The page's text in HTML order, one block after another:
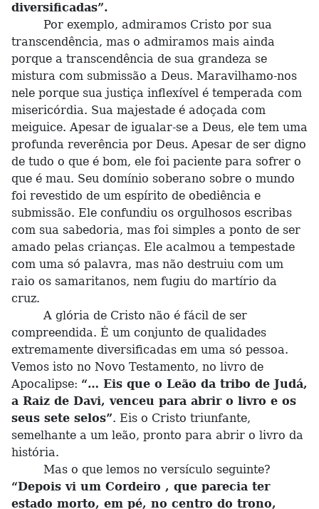
diversificadas”.
Por exemplo, admiramos Cristo por sua
transcendência, mas o admiramos mais ainda
porque a transcendência de sua grandeza se
mistura com submissão a Deus. Maravilhamo-nos
nele porque sua justiça inflexível é temperada com
misericórdia. Sua majestade é adoçada com
meiguice. Apesar de igualar-se a Deus, ele tem uma
profunda reverência por Deus. Apesar de ser digno
de tudo o que é bom, ele foi paciente para sofrer o
que é mau. Seu domínio soberano sobre o mundo
foi revestido de um espírito de obediência e
submissão. Ele confundiu os orgulhosos escribas
com sua sabedoria, mas foi simples a ponto de ser
amado pelas crianças. Ele acalmou a tempestade
com uma só palavra, mas não destruiu com um
raio os samaritanos, nem fugiu do martírio da
cruz.
A glória de Cristo não é fácil de ser
compreendida. É um conjunto de qualidades
extremamente diversificadas em uma só pessoa.
Vemos isto no Novo Testamento, no livro de
Apocalipse: “… Eis que o Leão da tribo de Judá,
a Raiz de Davi, venceu para abrir o livro e os
seus sete selos”. Eis o Cristo triunfante,
semelhante a um leão, pronto para abrir o livro da
história.
Mas o que lemos no versículo seguinte?
“Depois vi um Cordeiro , que parecia ter
estado morto, em pé, no centro do trono,